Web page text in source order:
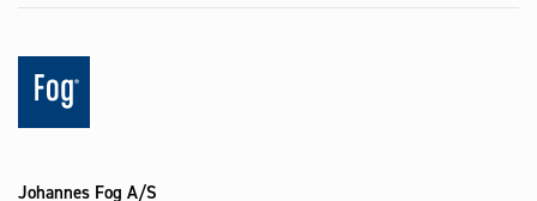
Johannes Fog A/S